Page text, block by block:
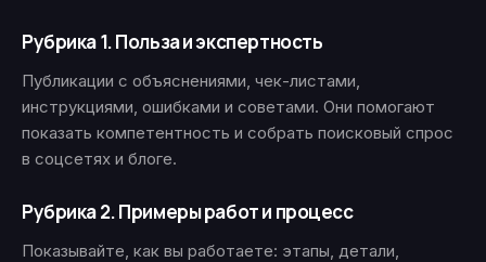
Рубрика 1. Польза и экспертность
Публикации с объяснениями, чек-листами,
инструкциями, ошибками и советами. Они помогают
показать компетентность и собрать поисковый спрос
в соцсетях и блоге.
Рубрика 2. Примеры работ и процесс
Показывайте, как вы работаете: этапы, детали,